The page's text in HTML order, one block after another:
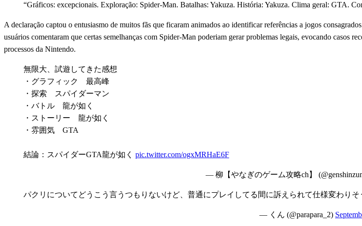
“Gráficos: excepcionais. Exploração: Spider-Man. Batalhas: Yakuza. História: Yakuza. Clima geral: GTA.
A declaração captou o entusiasmo de muitos fãs que ficaram animados ao identificar referências a jogos
usuários comentaram que certas semelhanças com Spider-Man poderiam gerar problemas legais, evocando casos
processos da Nintendo.
無限大、試遊してきた感想
・グラフィック 最高峰
・探索 スパイダーマン
・バトル 龍が如く
・ストーリー 龍が如く
・雰囲気 GTA
結論：スパイダーGTA龍が如く pic.twitter.com/ogxMRHaE6F
— 柳【やなぎのゲーム攻略ch】
パクリについてどうこう言うつもりないけど、普通にプレイしてる間に訴えられて仕様変わりそ
— くん (@parapara_2)